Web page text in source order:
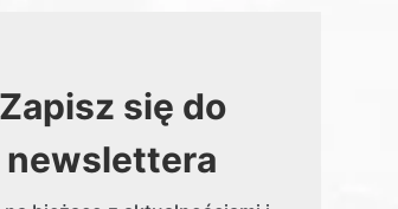
Zapisz się do
newslettera